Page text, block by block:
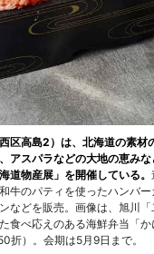
区高島2）は、北海道の素材
アスパラなどの大地の恵み
道物産展」を開催している。
牛のパティを使ったハンバ
などを販売。画像は、旭川
食べ応えのある海鮮弁当「か
折）。会期は5月9日まで。